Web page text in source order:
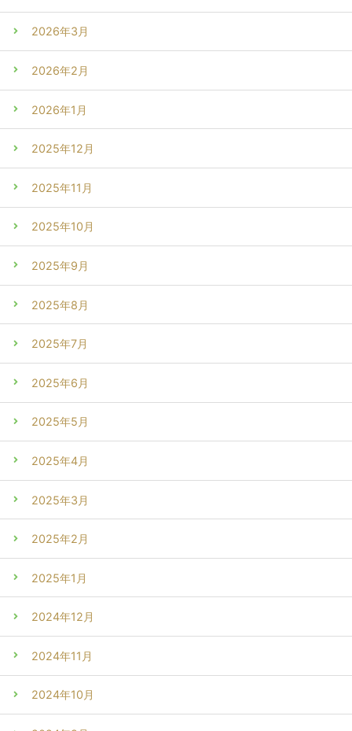
2026年3月
2026年2月
2026年1月
2025年12月
2025年11月
2025年10月
2025年9月
2025年8月
2025年7月
2025年6月
2025年5月
2025年4月
2025年3月
2025年2月
2025年1月
2024年12月
2024年11月
2024年10月